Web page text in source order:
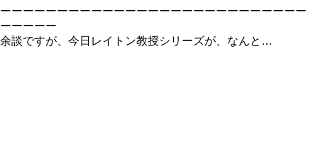
ーーーーーーーーーーーーーーーーーーーーーーーーーーー
ーーーーー
余談ですが、今日レイトン教授シリーズが、なんと…